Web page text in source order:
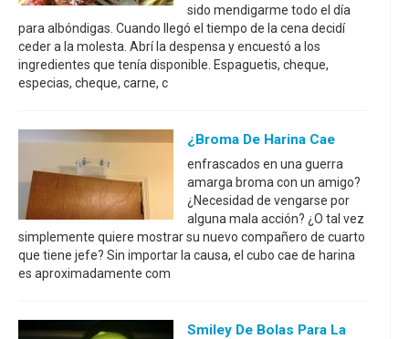
sido mendigarme todo el día
para albóndigas. Cuando llegó el tiempo de la cena decidí
ceder a la molesta. Abrí la despensa y encuestó a los
ingredientes que tenía disponible. Espaguetis, cheque,
especias, cheque, carne, c
¿Broma De Harina Cae
enfrascados en una guerra
amarga broma con un amigo?
¿Necesidad de vengarse por
alguna mala acción? ¿O tal vez
simplemente quiere mostrar su nuevo compañero de cuarto
que tiene jefe? Sin importar la causa, el cubo cae de harina
es aproximadamente com
Smiley De Bolas Para La